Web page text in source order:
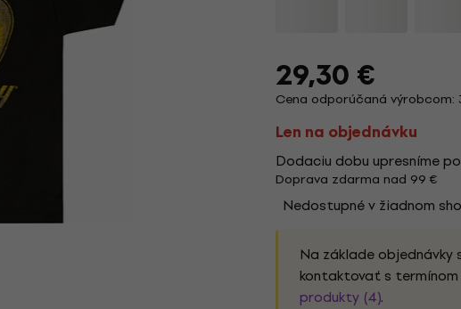
29,30 €
Cena odporúčaná výrobcom:
Len na objednávku
Dodaciu dobu upresníme
Doprava zdarma nad 99 €
Nedostupné v žiadnom
Na základe
kontaktovať s termínom
produkty (4).